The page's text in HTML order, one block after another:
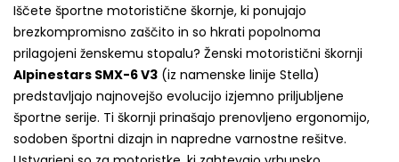
Iščete športne motoristične škornje, ki ponujajo
brezkompromisno zaščito in so hkrati popolnoma
prilagojeni ženskemu stopalu? Ženski motoristični škornji
Alpinestars SMX-6 V3 (iz namenske linije Stella)
predstavljajo najnovejšo evolucijo izjemno priljubljene
športne serije. Ti škornji prinašajo prenovljeno ergonomijo,
sodoben športni dizajn in napredne varnostne rešitve.